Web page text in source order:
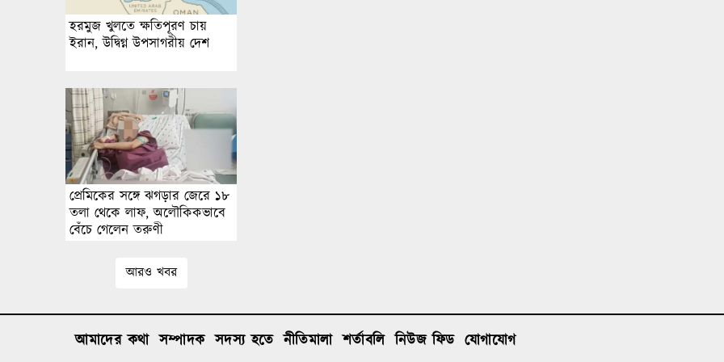
হরমুজ খুলতে ক্ষতিপূরণ চায়
ইরান, উদ্বিগ্ন উপসাগরীয় দেশ
প্রেমিকের সঙ্গে ঝগড়ার জেরে ১৮
তলা থেকে লাফ, অলৌকিকভাবে
বেঁচে গেলেন তরুণী
আরও খবর
আমাদের কথা সম্পাদক সদস্য হতে নীতিমালা শর্তাবলি নিউজ ফিড যোগাযোগ